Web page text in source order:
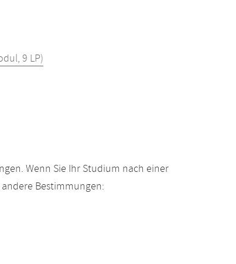
9 LP)
Wenn Sie Ihr Studium nach einer
Bestimmungen: